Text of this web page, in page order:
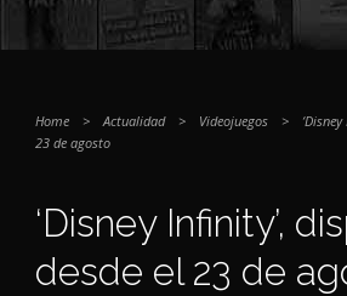
Home > Actualidad > Videojuegos >
23 de agosto
‘Disney Infinity’,
desde el 23 de